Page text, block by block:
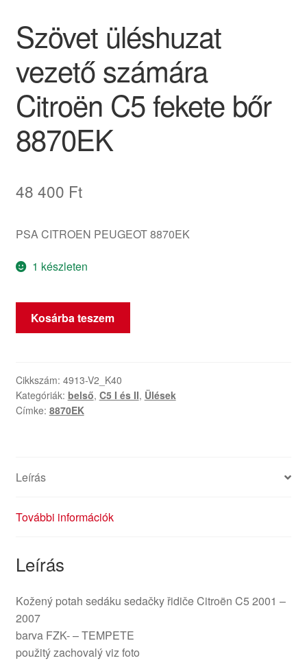
Szállítás világszerte
Szekér
Szövet üléshuzat
vezető számára
Citroën C5 fekete bőr
8870EK
48 400 Ft
PSA CITROEN PEUGEOT 8870EK
1 készleten
Szövet
üléshuzat
Citroën
C5
fekete
Kosárba teszem
Cikkszám: 4913-V2_K40
Kategóriák: belső, C5 I és II, Ülések
Címke: 8870EK
Leírás
További információk
Leírás
Kožený potah sedáku sedačky řidiče Citroën C5 2001 –
2007
barva FZK- – TEMPETE
použitý zachovalý viz foto